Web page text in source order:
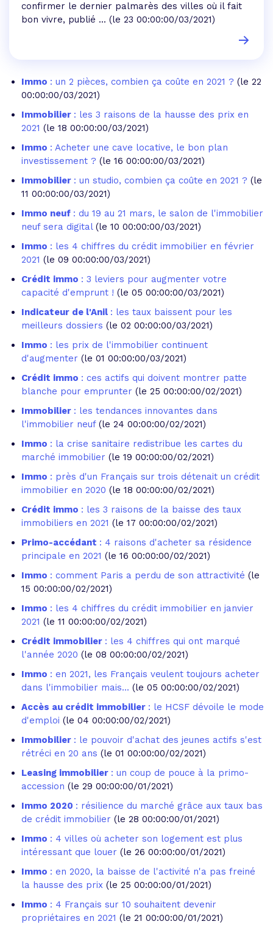
confirmer le dernier palmarès des villes où il fait
bon vivre, publié ... (le 23 00:00:00/03/2021)
Immo : un 2 pièces, combien ça coûte en 2021 ? (le 22
00:00:00/03/2021)
Immobilier : les 3 raisons de la hausse des prix en
2021 (le 18 00:00:00/03/2021)
Immo : Acheter une cave locative, le bon plan
investissement ? (le 16 00:00:00/03/2021)
Immobilier : un studio, combien ça coûte en 2021 ? (le
11 00:00:00/03/2021)
Immo neuf : du 19 au 21 mars, le salon de l'immobilier
neuf sera digital (le 10 00:00:00/03/2021)
Immo : les 4 chiffres du crédit immobilier en février
2021 (le 09 00:00:00/03/2021)
Crédit immo : 3 leviers pour augmenter votre
capacité d'emprunt ! (le 05 00:00:00/03/2021)
Indicateur de l'Anil : les taux baissent pour les
meilleurs dossiers (le 02 00:00:00/03/2021)
Immo : les prix de l'immobilier continuent
d'augmenter (le 01 00:00:00/03/2021)
Crédit immo : ces actifs qui doivent montrer patte
blanche pour emprunter (le 25 00:00:00/02/2021)
Immobilier : les tendances innovantes dans
l'immobilier neuf (le 24 00:00:00/02/2021)
Immo : la crise sanitaire redistribue les cartes du
marché immobilier (le 19 00:00:00/02/2021)
Immo : près d'un Français sur trois détenait un crédit
immobilier en 2020 (le 18 00:00:00/02/2021)
Crédit immo : les 3 raisons de la baisse des taux
immobiliers en 2021 (le 17 00:00:00/02/2021)
Primo-accédant : 4 raisons d'acheter sa résidence
principale en 2021 (le 16 00:00:00/02/2021)
Immo : comment Paris a perdu de son attractivité (le
15 00:00:00/02/2021)
Immo : les 4 chiffres du crédit immobilier en janvier
2021 (le 11 00:00:00/02/2021)
Crédit immobilier : les 4 chiffres qui ont marqué
l'année 2020 (le 08 00:00:00/02/2021)
Immo : en 2021, les Français veulent toujours acheter
dans l'immobilier mais... (le 05 00:00:00/02/2021)
Accès au crédit immobilier : le HCSF dévoile le mode
d'emploi (le 04 00:00:00/02/2021)
Immobilier : le pouvoir d'achat des jeunes actifs s'est
rétréci en 20 ans (le 01 00:00:00/02/2021)
Leasing immobilier : un coup de pouce à la primo-
accession (le 29 00:00:00/01/2021)
Immo 2020 : résilience du marché grâce aux taux bas
de crédit immobilier (le 28 00:00:00/01/2021)
Immo : 4 villes où acheter son logement est plus
intéressant que louer (le 26 00:00:00/01/2021)
Immo : en 2020, la baisse de l'activité n'a pas freiné
la hausse des prix (le 25 00:00:00/01/2021)
Immo : 4 Français sur 10 souhaitent devenir
propriétaires en 2021 (le 21 00:00:00/01/2021)